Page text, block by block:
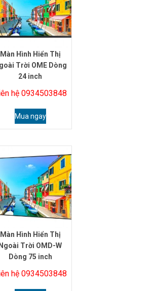
Màn Hình Hiển Thị
Trời OME Dòng
24 inch
hệ 0934503848
Mua ngay
Màn Hình Hiển Thị
Ngoài Trời OMD-W
Dòng 75 inch
hệ 0934503848